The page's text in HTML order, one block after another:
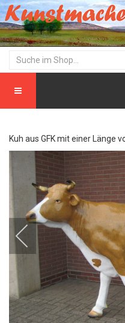
Kuh aus GFK mit einer Länge